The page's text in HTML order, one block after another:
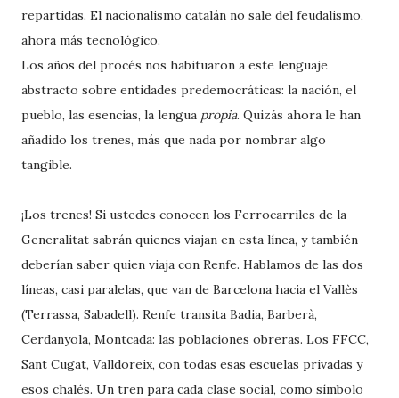
repartidas. El nacionalismo catalán no sale del feudalismo,
ahora más tecnológico.
Los años del procés nos habituaron a este lenguaje
abstracto sobre entidades predemocráticas: la nación, el
pueblo, las esencias, la lengua propia. Quizás ahora le han
añadido los trenes, más que nada por nombrar algo
tangible.
¡Los trenes! Si ustedes conocen los Ferrocarriles de la
Generalitat sabrán quienes viajan en esta línea, y también
deberían saber quien viaja con Renfe. Hablamos de las dos
líneas, casi paralelas, que van de Barcelona hacia el Vallès
(Terrassa, Sabadell). Renfe transita Badia, Barberà,
Cerdanyola, Montcada: las poblaciones obreras. Los FFCC,
Sant Cugat, Valldoreix, con todas esas escuelas privadas y
esos chalés. Un tren para cada clase social, como símbolo